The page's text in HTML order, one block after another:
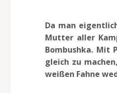
Da man
Mutter aller
Bombushka. Mit
gleich zu
weißen Fahne